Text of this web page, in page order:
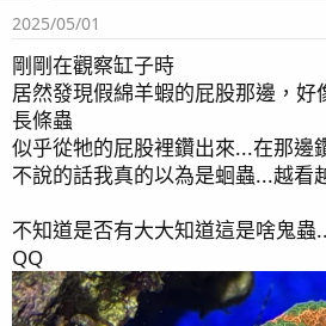
2025/05/01
剛剛在觀察缸子時
居然發現假綿羊蝦的屁股那邊，好
長條蟲
似乎從牠的屁股裡鑽出來...在那邊
不說的話我真的以為是蛔蟲...越看
不知道是否有大大知道這是啥鬼
QQ